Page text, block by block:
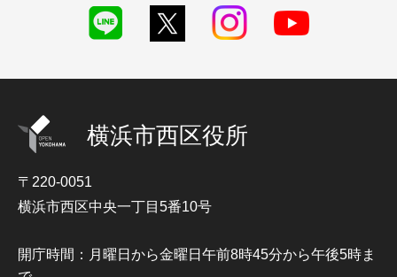
横浜市西区役所
〒220-0051
横浜市西区中央一丁目5番10号
開庁時間：月曜日から金曜日午前8時45分から午後5時ま